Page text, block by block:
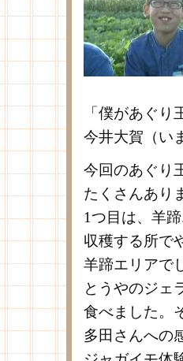
「僕があぐり
今井大賀（い
今回のあぐり
たくさんあり
1つ目は、羊
収穫する所で
羊蹄エリアで
とうやのジェ
食べました。
多田さんへの